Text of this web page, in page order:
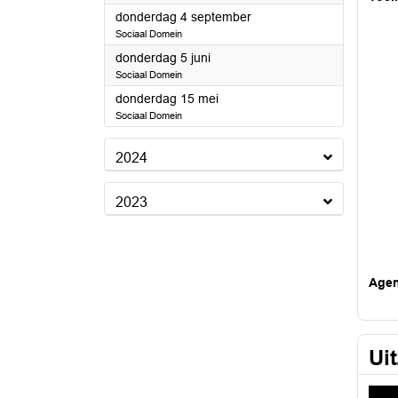
donderdag 4 september2025
Sociaal Domein
donderdag 5 juni2025
Sociaal Domein
donderdag 15 mei2025
Sociaal Domein
2024
2023